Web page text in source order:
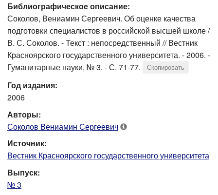
Библиографическое описание:
Соколов, Вениамин Сергеевич. Об оценке качества
подготовки специалистов в российской высшей школе /
В. С. Соколов. - Текст : непосредственный // Вестник
Красноярского государственного университета. - 2006. -
Гуманитарные науки, № 3. - С. 71-77.
Скопировать
Год издания:
2006
Авторы:
Соколов Вениамин Сергеевич
Источник:
Вестник Красноярского государственного университета
Выпуск:
№ 3